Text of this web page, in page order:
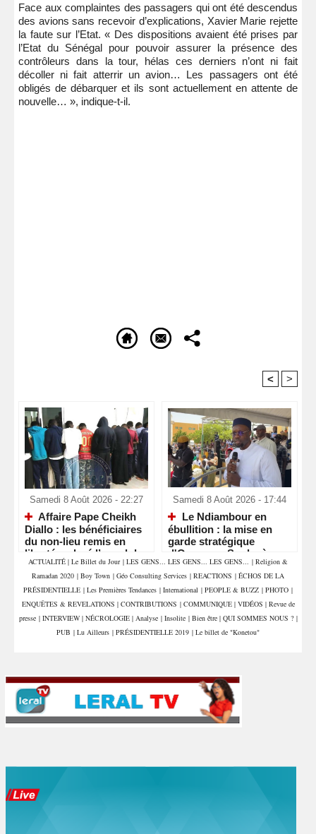
Face aux complaintes des passagers qui ont été descendus
des avions sans recevoir d’explications, Xavier Marie rejette
la faute sur l’Etat. « Des dispositions avaient été prises par
l’Etat du Sénégal pour pouvoir assurer la présence des
contrôleurs dans la tour, hélas ces derniers n’ont ni fait
décoller ni fait atterrir un avion… Les passagers ont été
obligés de débarquer et ils sont actuellement en attente de
nouvelle… », indique-t-il.
< >
Samedi 8 Août 2026 - 22:27
Affaire Pape Cheikh
Diallo : les bénéficiaires
du non-lieu remis en
liberté malgré l’appel du
parquet
Samedi 8 Août 2026 - 17:44
Le Ndiambour en
ébullition : la mise en
garde stratégique
d'Ousmane Sonko à
Louga
ACTUALITÉ | Le Billet du Jour | LES GENS... LES GENS... LES GENS... | Religion &
Ramadan 2020 | Boy Town | Géo Consulting Services | REACTIONS | ÉCHOS DE LA
PRÉSIDENTIELLE | Les Premières Tendances | International | PEOPLE & BUZZ | PHOTO |
ENQUÊTES & REVELATIONS | CONTRIBUTIONS | COMMUNIQUE | VIDÉOS | Revue de
presse | INTERVIEW | NÉCROLOGIE | Analyse | Insolite | Bien être | QUI SOMMES NOUS ? |
PUB | Lu Ailleurs | PRÉSIDENTIELLE 2019 | Le billet de "Konetou"